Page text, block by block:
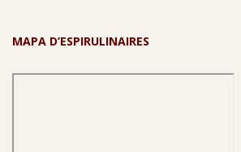
MAPA D’ESPIRULINAIRES